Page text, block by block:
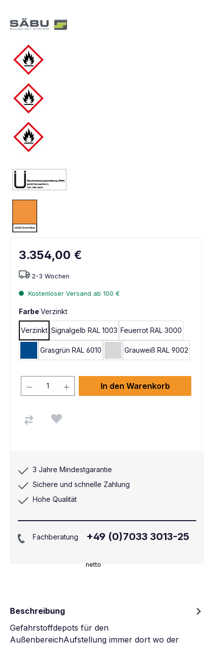
3.354,00 €
netto
2-3 Wochen
Kostenloser Versand ab 100 €
Farbe Verzinkt
Verzinkt Signalgelb RAL 1003 Feuerrot RAL 3000
Enzianblau RAL 5010
Grasgrün RAL 6010 Grauweiß RAL 9002
In den Warenkorb
3 Jahre Mindestgarantie
Sichere und schnelle Zahlung
Hohe Qualität
Fachberatung +49 (0)7033 3013-25
Beschreibung
Gefahrstoffdepots für den
AußenbereichAufstellung immer dort wo der